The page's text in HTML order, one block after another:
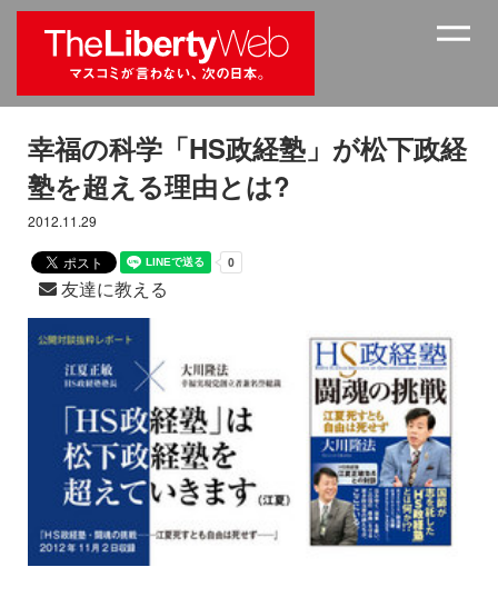
幸福の科学「HS政経塾」が松下政経
塾を超える理由とは?
2012.11.29
友達に教える